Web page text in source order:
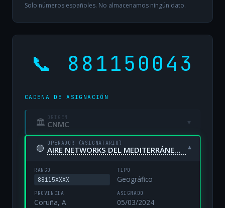
Solo números españoles. No almacenamos ningún dato.
📞 881150043
CADENA DE ASIGNACIÓN
🏛 ORIGEN
CNMC ▾
🟢 OPERADOR (ASIGNATARIO)
AIRE NETWORKS DEL MEDITERRÁNEO, S.L. UNIPERSONAL ▾
RANGO
88115XXXX
TIPO
Geográfico
PROVINCIA
Coruña, A
ASIGNADO
05/03/2024